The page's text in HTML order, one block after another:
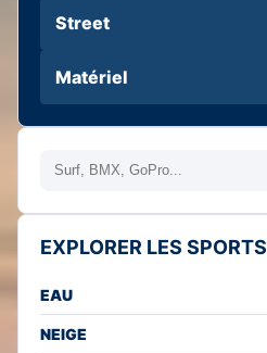
Street
Matériel
Rechercher
EXPLORER LES SPORTS
EAU
NEIGE